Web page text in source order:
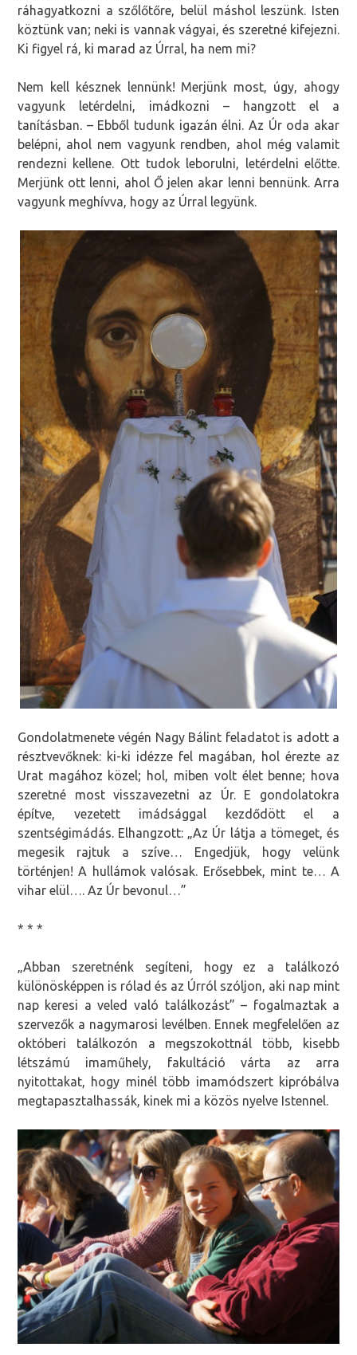
ráhagyatkozni a szőlőtőre, belül máshol leszünk. Isten
köztünk van; neki is vannak vágyai, és szeretné kifejezni.
Ki figyel rá, ki marad az Úrral, ha nem mi?
Nem kell késznek lennünk! Merjünk most, úgy, ahogy
vagyunk letérdelni, imádkozni – hangzott el a
tanításban. – Ebből tudunk igazán élni. Az Úr oda akar
belépni, ahol nem vagyunk rendben, ahol még valamit
rendezni kellene. Ott tudok leborulni, letérdelni előtte.
Merjünk ott lenni, ahol Ő jelen akar lenni bennünk. Arra
vagyunk meghívva, hogy az Úrral legyünk.
Gondolatmenete végén Nagy Bálint feladatot is adott a
résztvevőknek: ki-ki idézze fel magában, hol érezte az
Urat magához közel; hol, miben volt élet benne; hova
szeretné most visszavezetni az Úr. E gondolatokra
építve, vezetett imádsággal kezdődött el a
szentségimádás. Elhangzott: „Az Úr látja a tömeget, és
megesik rajtuk a szíve… Engedjük, hogy velünk
történjen! A hullámok valósak. Erősebbek, mint te… A
vihar elül…. Az Úr bevonul…”
* * *
„Abban szeretnénk segíteni, hogy ez a találkozó
különösképpen is rólad és az Úrról szóljon, aki nap mint
nap keresi a veled való találkozást” – fogalmaztak a
szervezők a nagymarosi levélben. Ennek megfelelően az
októberi találkozón a megszokottnál több, kisebb
létszámú imaműhely, fakultáció várta az arra
nyitottakat, hogy minél több imamódszert kipróbálva
megtapasztalhassák, kinek mi a közös nyelve Istennel.